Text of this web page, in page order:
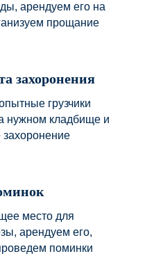
арендуем его на
прощание
захоронения
грузчики
нужном кладбище и
место для
арендуем его,
поминки